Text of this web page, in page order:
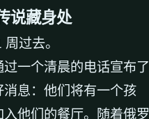
说藏身处
周过去。
过一个清晨的电话宣布了
消息：他们将有一个孩
入他们的餐厅。随着俄罗